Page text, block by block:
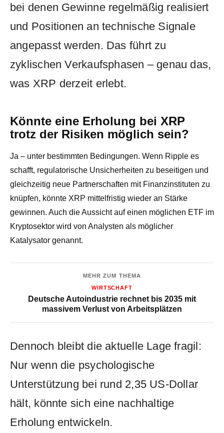
bei denen Gewinne regelmäßig realisiert
und Positionen an technische Signale
angepasst werden. Das führt zu
zyklischen Verkaufsphasen – genau das,
was XRP derzeit erlebt.
Könnte eine Erholung bei XRP
trotz der Risiken möglich sein?
Ja – unter bestimmten Bedingungen. Wenn Ripple es
schafft, regulatorische Unsicherheiten zu beseitigen und
gleichzeitig neue Partnerschaften mit Finanzinstituten zu
knüpfen, könnte XRP mittelfristig wieder an Stärke
gewinnen. Auch die Aussicht auf einen möglichen ETF im
Kryptosektor wird von Analysten als möglicher
Katalysator genannt.
MEHR ZUM THEMA
WIRTSCHAFT
Deutsche Autoindustrie rechnet bis 2035 mit
massivem Verlust von Arbeitsplätzen
Dennoch bleibt die aktuelle Lage fragil:
Nur wenn die psychologische
Unterstützung bei rund 2,35 US-Dollar
hält, könnte sich eine nachhaltige
Erholung entwickeln.